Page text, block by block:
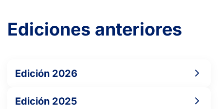
Ediciones anteriores
Edición 2026
Edición 2025